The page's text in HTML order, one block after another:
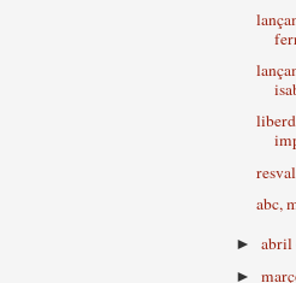
abc,
►abril
►